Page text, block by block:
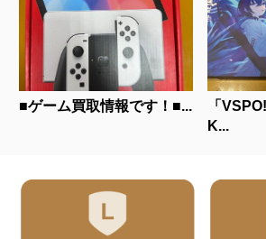
■ゲーム買取情報です！■...
「
K...